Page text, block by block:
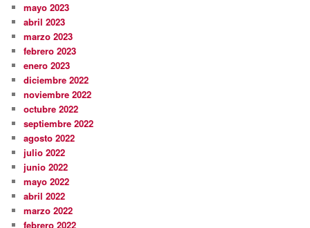
mayo 2023
abril 2023
marzo 2023
febrero 2023
enero 2023
diciembre 2022
noviembre 2022
octubre 2022
septiembre 2022
agosto 2022
julio 2022
junio 2022
mayo 2022
abril 2022
marzo 2022
febrero 2022